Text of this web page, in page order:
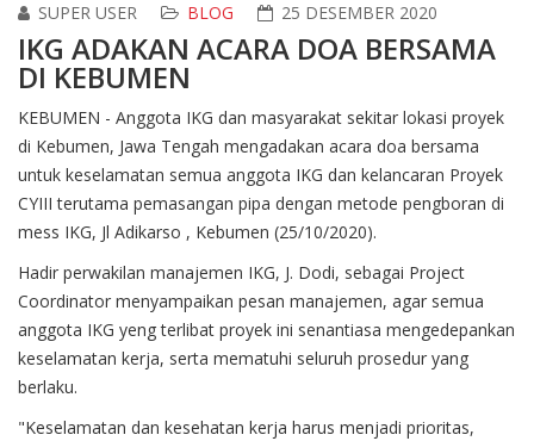
SUPER USER BLOG 25 DESEMBER 2020
IKG ADAKAN ACARA DOA BERSAMA
DI KEBUMEN
KEBUMEN - Anggota IKG dan masyarakat sekitar lokasi proyek
di Kebumen, Jawa Tengah mengadakan acara doa bersama
untuk keselamatan semua anggota IKG dan kelancaran Proyek
CYIII terutama pemasangan pipa dengan metode pengboran di
mess IKG, Jl Adikarso , Kebumen (25/10/2020).
Hadir perwakilan manajemen IKG, J. Dodi, sebagai Project
Coordinator menyampaikan pesan manajemen, agar semua
anggota IKG yeng terlibat proyek ini senantiasa mengedepankan
keselamatan kerja, serta mematuhi seluruh prosedur yang
berlaku.
"Keselamatan dan kesehatan kerja harus menjadi prioritas,